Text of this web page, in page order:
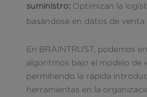
suministro:Optimizan la
basándose en datos de
En BRAINTRUST, podemos
algoritmos bajo el modelo de
permitiendo la rápida
herramientas en la